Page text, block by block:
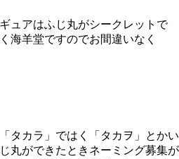
ュアはふじ丸がシークレットで
海羊堂ですのでお間違いなく
タカラ」ではく「タカヲ」とかい
丸ができたときネーミング募集が